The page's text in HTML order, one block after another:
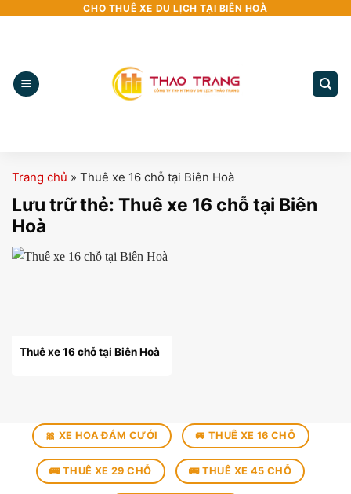
dung
CHO THUÊ XE DU LỊCH TẠI BIÊN HOÀ
Trang chủ » Thuê xe 16 chỗ tại Biên Hoà
Lưu trữ thẻ: Thuê xe 16 chỗ tại Biên
Hoà
Thuê xe 16 chỗ tại Biên Hoà
🎀 XE HOA ĐÁM CƯỚI 🚐 THUÊ XE 16 CHỖ
🚌 THUÊ XE 29 CHỖ 🚌 THUÊ XE 45 CHỖ